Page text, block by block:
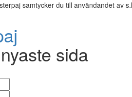
samtycker du till användandet av
sida